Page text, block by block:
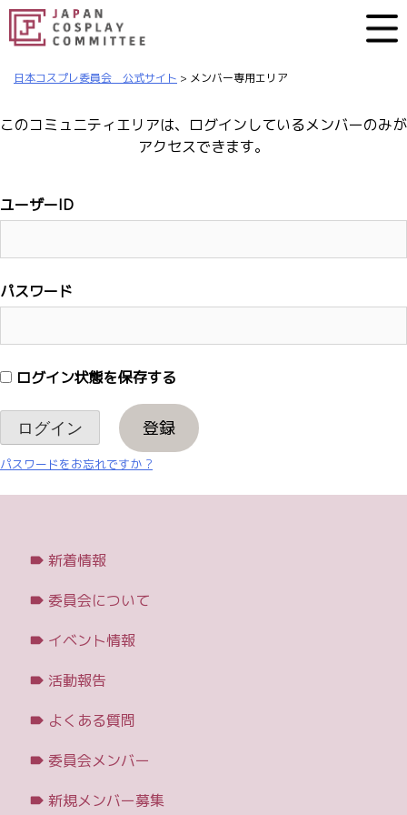
日本コスプレ委員会 公式サイト > メンバー専用エリア
このコミュニティエリアは、ログインしているメンバーのみが
アクセスできます。
ユーザーID
パスワード
ログイン状態を保存する
登録
パスワードをお忘れですか ?
新着情報
委員会について
イベント情報
活動報告
よくある質問
委員会メンバー
新規メンバー募集